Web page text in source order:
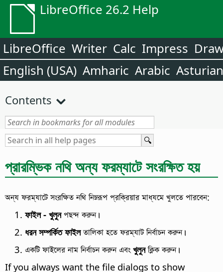
LibreOffice 26.2 Help
LibreOffice Writer Calc Impress
English (USA) Amharic Arabic Asturian
Contents
প্রারম্ভিক নথি অন্য ফরম্যাটে সংরক্ষিত হয়
অন্য ফরম্যাটে সংরক্ষিত নথি নিম্নরূপ প্রক্রিয়ার মাধ্যমে খুলতে পারবেন:
ফাইল - খুলুনপছন্দ করুন।
ধরন সম্পর্কিত ফাইলতালিকা হতে ফরম্যাট নির্বাচন করুন।
একটি ফাইলের নাম নির্বাচন করুন এবংখুলুনক্লিক করুন।
If you always want the file dialogs to show